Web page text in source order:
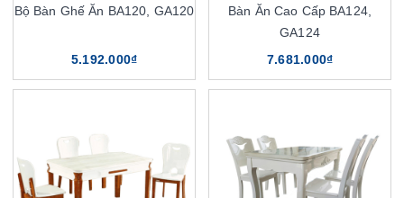
Bộ Bàn Ghế Ăn BA120, GA120
5.192.000₫
Bàn Ăn Cao Cấp BA124,
GA124
7.681.000₫